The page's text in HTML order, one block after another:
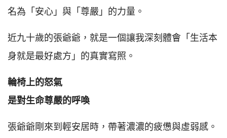
名為「安心」與「尊嚴」的力量。
近九十歲的張爺爺，就是一個讓我深刻體會「生活本
身就是最好處方」的真實寫照。
輪椅上的怒氣
是對生命尊嚴的呼喚
張爺爺剛來到輕安居時，帶著濃濃的疲憊與虛弱感。